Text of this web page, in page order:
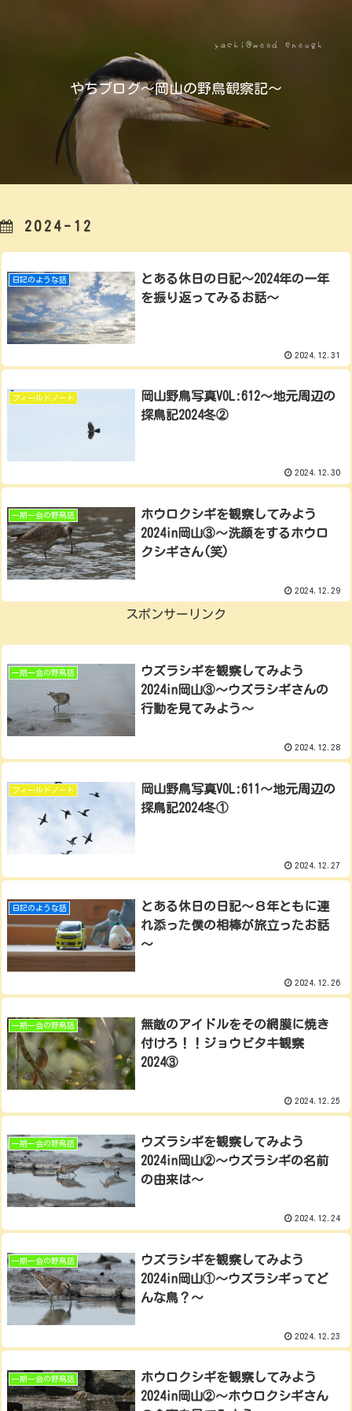
やちブログ～岡山の野鳥観察記～
2024-12
日記のような話
とある休日の日記～2024年の一年
を振り返ってみるお話～
2024.12.31
フィールドノート
岡山野鳥写真VOL:612～地元周辺の
探鳥記2024冬②
2024.12.30
一期一会の野鳥話
ホウロクシギを観察してみよう
2024in岡山③～洗顔をするホウロ
クシギさん(笑)
2024.12.29
スポンサーリンク
一期一会の野鳥話
ウズラシギを観察してみよう
2024in岡山③～ウズラシギさんの
行動を見てみよう～
2024.12.28
フィールドノート
岡山野鳥写真VOL:611～地元周辺の
探鳥記2024冬①
2024.12.27
日記のような話
とある休日の日記～８年ともに連
れ添った僕の相棒が旅立ったお話
～
2024.12.26
一期一会の野鳥話
無敵のアイドルをその網膜に焼き
付けろ！！ジョウビタキ観察
2024③
2024.12.25
一期一会の野鳥話
ウズラシギを観察してみよう
2024in岡山②～ウズラシギの名前
の由来は～
2024.12.24
一期一会の野鳥話
ウズラシギを観察してみよう
2024in岡山①～ウズラシギってど
んな鳥？～
2024.12.23
一期一会の野鳥話
ホウロクシギを観察してみよう
2024in岡山②～ホウロクシギさん